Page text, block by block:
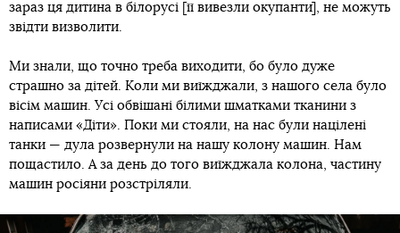
зараз ця дитина в білорусі [її вивезли окупанти], не можуть
звідти визволити.
Ми знали, що точно треба виходити, бо було дуже
страшно за дітей. Коли ми виїжджали, з нашого села було
вісім машин. Усі обвішані білими шматками тканини з
написами «Діти». Поки ми стояли, на нас були націлені
танки — дула розвернули на нашу колону машин. Нам
пощастило. А за день до того виїжджала колона, частину
машин росіяни розстріляли.